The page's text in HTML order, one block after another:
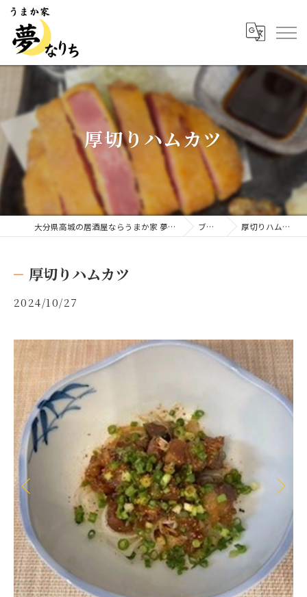
厚切りハムカツ
大分県高城の居酒屋ならうまか家 夢なりち ブログ 厚切りハムカツ
厚切りハムカツ
2024/10/27